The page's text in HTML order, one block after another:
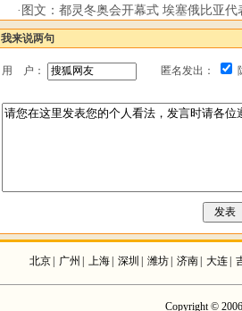
· 图文：都灵冬奥会开幕式 埃塞俄比亚代
我来说两句
用 户： 匿名发出：
北京 广州 上海 深圳 潍坊 济南 大连
Copyright ©